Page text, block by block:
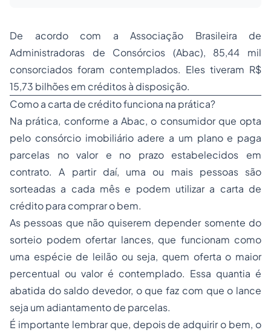
De acordo com a Associação Brasileira de
Administradoras de Consórcios (Abac), 85,44 mil
consorciados foram contemplados. Eles tiveram R$
15,73 bilhões em créditos à disposição.
Como a carta de crédito funciona na prática?
Na prática, conforme a Abac, o consumidor que opta
pelo consórcio imobiliário adere a um plano e paga
parcelas no valor e no prazo estabelecidos em
contrato. A partir daí, uma ou mais pessoas são
sorteadas a cada mês e podem utilizar a carta de
crédito para comprar o bem.
As pessoas que não quiserem depender somente do
sorteio podem ofertar lances, que funcionam como
uma espécie de leilão ou seja, quem oferta o maior
percentual ou valor é contemplado. Essa quantia é
abatida do saldo devedor, o que faz com que o lance
seja um adiantamento de parcelas.
É importante lembrar que, depois de adquirir o bem, o